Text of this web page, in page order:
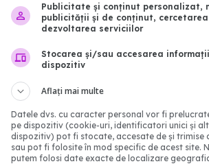
în vasele de
ce s-a întâmplat cu
dacă ai avut COVID
MIS-
Publicitate și conținut personalizat,
publicității și de conținut,
dezvoltarea serviciilor
Stocarea și/sau accesarea
dispozitiv
Aflați mai multe
Datele dvs. cu caracter personal vor fi
pe dispozitiv (cookie-uri, identificatori unici și
dispozitiv) pot fi stocate, accesate de și trimise
sau pot fi folosite în mod specific de acest site.
putem folosi date exacte de localizare